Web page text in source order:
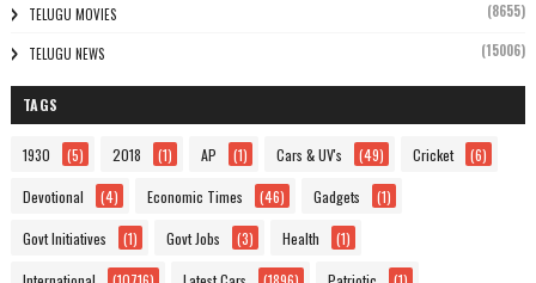
TELUGU MOVIES (8655)
TELUGU NEWS (15006)
TAGS
1930 (5) 2018 (1) AP (1) Cars & UV's (49) Cricket (6)
Devotional (4) Economic Times (46) Gadgets (1)
Govt Initiatives (1) Govt Jobs (3) Health (1)